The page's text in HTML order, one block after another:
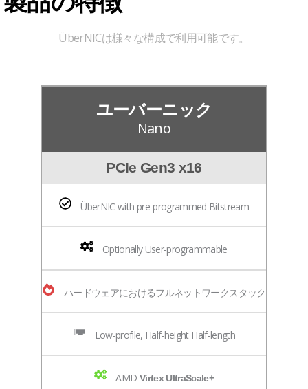
ÜberNICは様々な構成で利用可能です。
ユーバーニック
Nano
PCIe Gen3 x16
ÜberNIC with pre-programmed Bitstream
Optionally User-programmable
ハードウェアにおけるフルネットワークスタック
Low-profile, Half-height Half-length
AMD Virtex UltraScale+